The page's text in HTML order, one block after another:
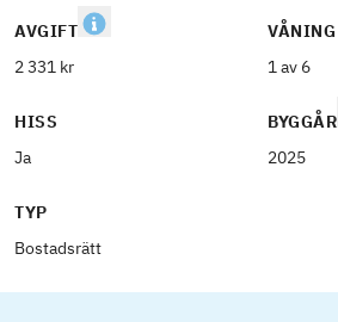
AVGIFT
2 331 kr
VÅNING
1 av 6
HISS
Ja
BYGGÅR
2025
TYP
Bostadsrätt